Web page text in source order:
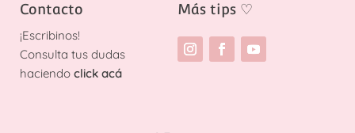
Contacto
¡Escribinos!
Consulta tus dudas
haciendo click acá
Más tips ♡